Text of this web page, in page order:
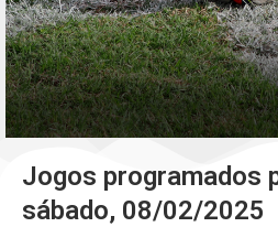
Jogos programados
sábado, 08/02/2025